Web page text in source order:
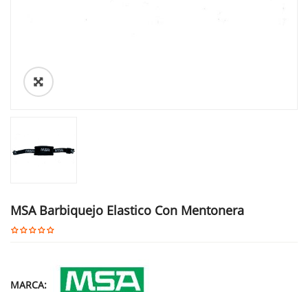
MSA Barbiquejo Elastico Con Mentonera
MARCA: